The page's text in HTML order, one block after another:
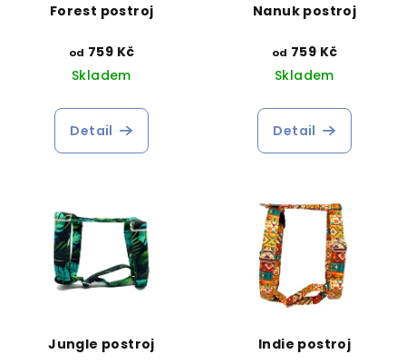
Forest postroj
od 759 Kč
Skladem
Detail
Nanuk postroj
od 759 Kč
Skladem
Detail
Jungle postroj Indie postroj